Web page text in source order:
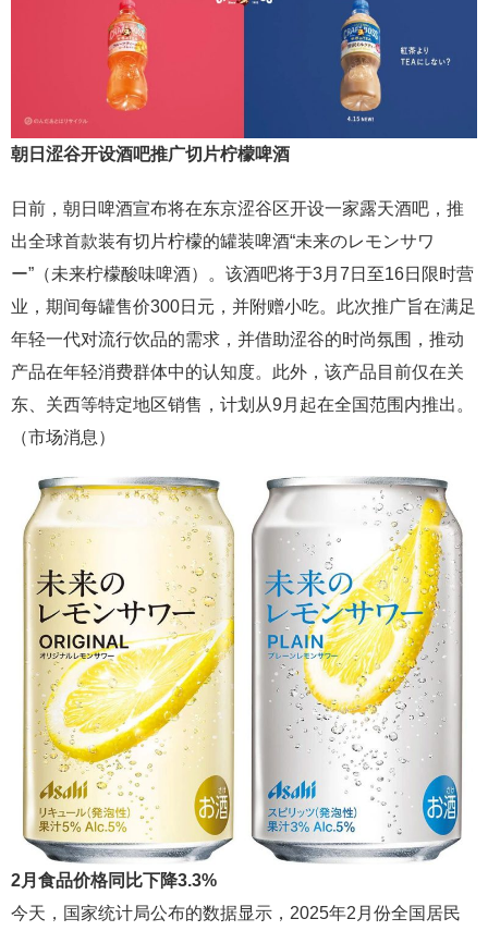
朝日 涩谷开设酒吧推广切片柠檬啤酒
日前，朝日啤酒宣布将在东京涩谷区开设一家露天酒吧，推
出全球首款装有切片柠檬的罐装啤酒“未来のレモンサワ
ー”（未来柠檬酸味啤酒）。该酒吧将于3月7日至16日限时营
业，期间每罐售价300日元，并附赠小吃。此次推广旨在满足
年轻一代对流行饮品的需求，并借助涩谷的时尚氛围，推动
产品在年轻消费群体中的认知度。此外，该产品目前仅在关
东、关西等特定地区销售，计划从9月起在全国范围内推出。
（市场消息）
2月食品价格同比下降3.3%
今天，国家统计局公布的数据显示，2025年2月份全国居民